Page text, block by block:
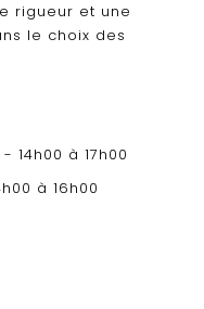
rigueur et une
le choix des
14h00 à 17h00
à 16h00